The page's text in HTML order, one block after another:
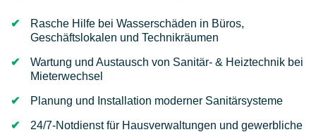
Rasche Hilfe bei Wasserschäden in Büros,
Geschäftslokalen und Technikräumen
Wartung und Austausch von Sanitär- & Heiztechnik bei
Mieterwechsel
Planung und Installation moderner Sanitärsysteme
24/7-Notdienst für Hausverwaltungen und gewerbliche